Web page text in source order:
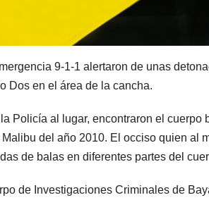
9-1-1 alertaron de unas
Dos en el área de la cancha.
Policía al lugar, encontraron el
del año 2010. El occiso quien al
de balas en diferentes partes del
de Investigaciones Criminales de